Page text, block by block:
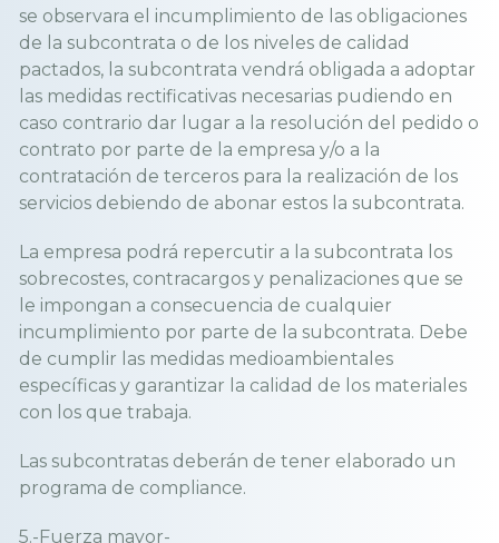
se observara el incumplimiento de las obligaciones
de la subcontrata o de los niveles de calidad
pactados, la subcontrata vendrá obligada a adoptar
las medidas rectificativas necesarias pudiendo en
caso contrario dar lugar a la resolución del pedido o
contrato por parte de la empresa y/o a la
contratación de terceros para la realización de los
servicios debiendo de abonar estos la subcontrata.
La empresa podrá repercutir a la subcontrata los
sobrecostes, contracargos y penalizaciones que se
le impongan a consecuencia de cualquier
incumplimiento por parte de la subcontrata. Debe
de cumplir las medidas medioambientales
específicas y garantizar la calidad de los materiales
con los que trabaja.
Las subcontratas deberán de tener elaborado un
programa de compliance.
5.-Fuerza mayor-